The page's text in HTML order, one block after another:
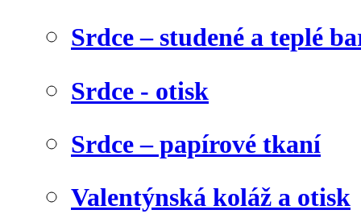
Srdce – studené a teplé
Srdce - otisk
Srdce – papírové tkaní
Valentýnská koláž a otisk